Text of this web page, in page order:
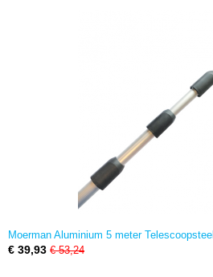
Moerman Aluminium 5 meter Telescoopsteel
€ 39,93 € 53,24